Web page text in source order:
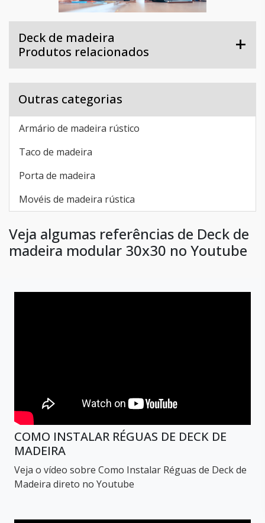
Deck de madeira
Produtos relacionados
Outras categorias
Armário de madeira rústico
Taco de madeira
Porta de madeira
Movéis de madeira rústica
Veja algumas referências de Deck de
madeira modular 30x30 no Youtube
COMO INSTALAR RÉGUAS DE DECK DE
MADEIRA
Veja o vídeo sobre Como Instalar Réguas de Deck de
Madeira direto no Youtube